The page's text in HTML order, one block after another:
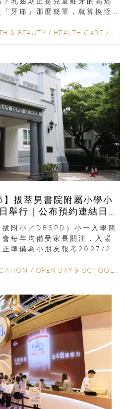
牙痛」那麼簡單，就算換恆
& BEAUTY / HEALTH CARE / LIFESTYLE
拔萃男書院附屬小學小
舉行｜公布預約連結日期
附小／DBSPD）小一入學簡
每年均備受家長關注，入場
正準備為小朋友報考2027/28
/ OPEN DAY & SCHOOL EVENTS